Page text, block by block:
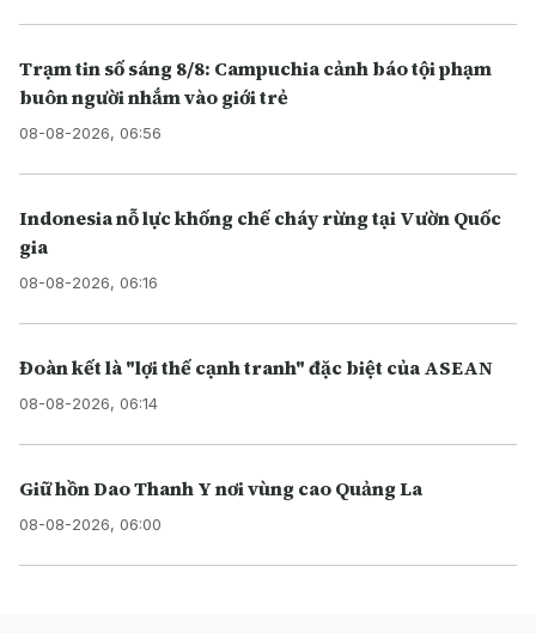
Trạm tin số sáng 8/8: Campuchia cảnh báo tội phạm
buôn người nhắm vào giới trẻ
08-08-2026, 06:56
Indonesia nỗ lực khống chế cháy rừng tại Vườn Quốc
gia
08-08-2026, 06:16
Đoàn kết là "lợi thế cạnh tranh" đặc biệt của ASEAN
08-08-2026, 06:14
Giữ hồn Dao Thanh Y nơi vùng cao Quảng La
08-08-2026, 06:00